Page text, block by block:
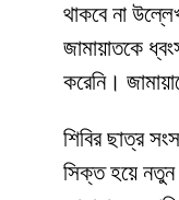
থাকবে না
জামায়াতকে
করেনি।
শিবির ছাত্র
সিক্ত হয়ে নতুন